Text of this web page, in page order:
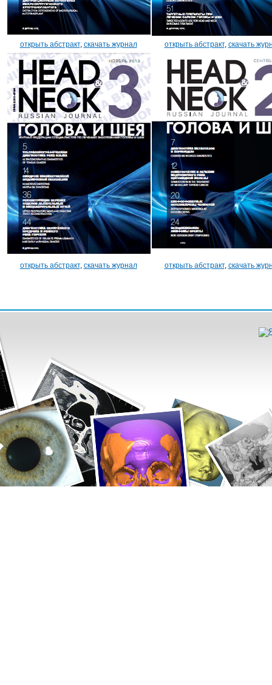
открыть абстракт, скачать журнал открыть абстракт, скачать
открыть абстракт, скачать журнал открыть абстракт, скачать